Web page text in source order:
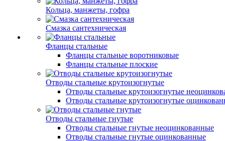
Кольца, манжеты, гофра
Смазка сантехническая
Фланцы стальные
Фланцы стальные воротниковые
Фланцы стальные плоские
Отводы стальные крутоизогнутые
Отводы стальные крутоизогнутые
Отводы стальные крутоизогнутые
Отводы стальные гнутые
Отводы стальные гнутые неоцинкованные
Отводы стальные гнутые оцинкованные